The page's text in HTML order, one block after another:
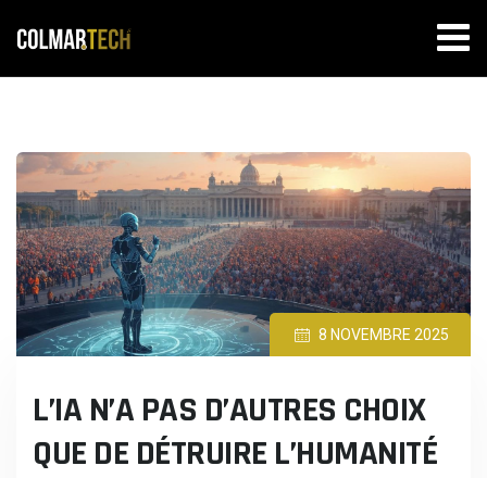
8 NOVEMBRE 2025
L’IA N’A PAS D’AUTRES CHOIX
QUE DE DÉTRUIRE L’HUMANITÉ